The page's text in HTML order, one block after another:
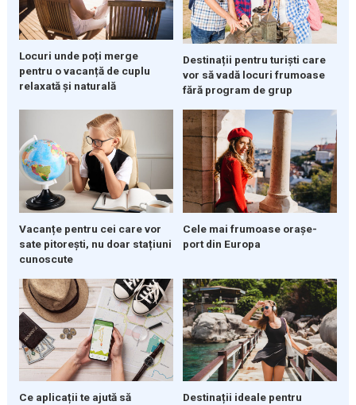
Locuri unde poți merge
pentru o vacanță de cuplu
relaxată și naturală
Destinații pentru turiști care
vor să vadă locuri frumoase
fără program de grup
Vacanțe pentru cei care vor
sate pitorești, nu doar stațiuni
cunoscute
Cele mai frumoase orașe-
port din Europa
Ce aplicații te ajută să
Destinații ideale pentru